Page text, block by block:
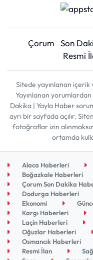
Çorum Son
Resmi
Sitede yayınlanan
Yayınlanan
Dakika | Yayla Haber
ayrı bir sayfada açılır.
fotoğraflar izin
ortamda
Alaca Haberleri
Boğazkale Haberleri
Çorum Son Dakika
Dodurga Haberleri
Ekonomi
Kargı Haberleri
Laçin Haberleri
Oğuzlar Haberleri
Osmancık Haberleri
Resmi İlan